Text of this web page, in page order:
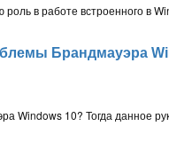
Брандмауэра